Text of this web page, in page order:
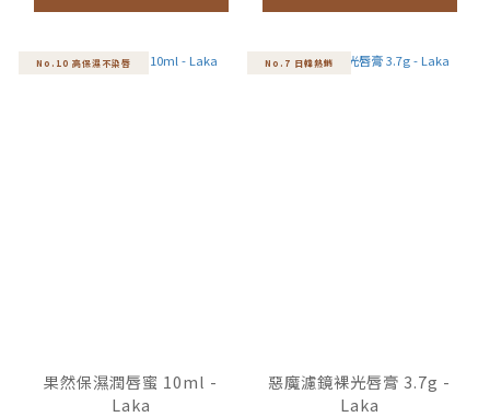
No.10 高保濕不染唇
果然保濕潤唇蜜 10ml -
Laka
No.7 日韓熱銷
惡魔濾鏡裸光唇膏 3.7g -
Laka